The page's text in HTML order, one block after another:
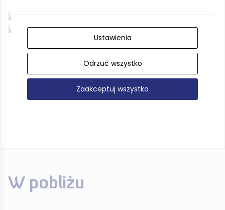
W pobliżu
Ustawienia
Odrzuć wszystko
Zaakceptuj wszystko